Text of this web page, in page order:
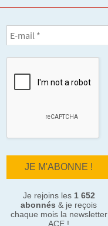
Je rejoins les 1 652
abonnés & je reçois
chaque mois la newsletter
ACE !